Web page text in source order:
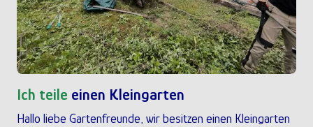
Ich teile einen Kleingarten
Hallo liebe Gartenfreunde, wir besitzen einen Kleingarten